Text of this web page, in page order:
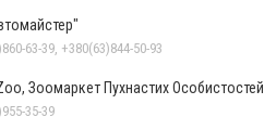
63-39, +380(63)844-50-93
Зоомаркет Пухнастих Особистостей
35-39